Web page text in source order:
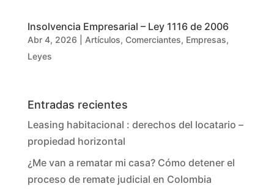
Insolvencia Empresarial – Ley 1116 de 2006
Abr 4, 2026 Artículos, Comerciantes, Empresas,
Leyes
Entradas recientes
Leasing habitacional : derechos del locatario –
propiedad horizontal
¿Me van a rematar mi casa? Cómo detener el
proceso de remate judicial en Colombia